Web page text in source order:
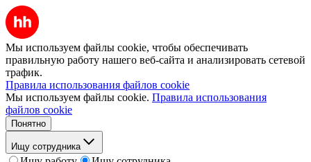
Мы используем файлы cookie, чтобы обеспечивать
правильную работу нашего веб-сайта и анализировать сетевой
трафик.
Правила использования файлов cookie
Мы используем файлы cookie. Правила использования
файлов cookie
Понятно
Ищу сотрудника